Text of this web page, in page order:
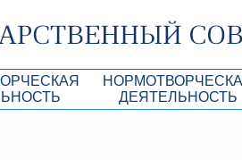
Крым
ДЕЯТЕЛЬНОСТЬ